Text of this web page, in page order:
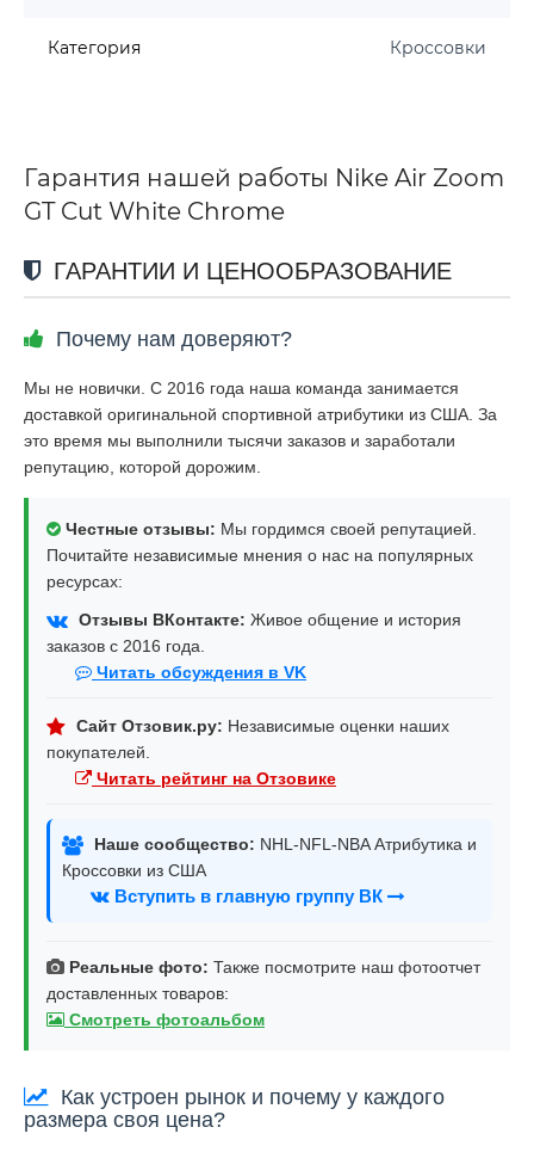
Категория Кроссовки
Гарантия нашей работы Nike Air Zoom
GT Cut White Chrome
ГАРАНТИИ И ЦЕНООБРАЗОВАНИЕ
Почему нам доверяют?
Мы не новички. С 2016 года наша команда занимается
доставкой оригинальной спортивной атрибутики из США. За
это время мы выполнили тысячи заказов и заработали
репутацию, которой дорожим.
Честные отзывы: Мы гордимся своей репутацией.
Почитайте независимые мнения о нас на популярных
ресурсах:
Отзывы ВКонтакте: Живое общение и история
заказов с 2016 года.
Читать обсуждения в VK
Сайт Отзовик.ру: Независимые оценки наших
покупателей.
Читать рейтинг на Отзовике
Наше сообщество: NHL-NFL-NBA Атрибутика и
Кроссовки из США
Вступить в главную группу ВК
Реальные фото: Также посмотрите наш фотоотчет
доставленных товаров:
Смотреть фотоальбом
Как устроен рынок и почему у каждого
размера своя цена?